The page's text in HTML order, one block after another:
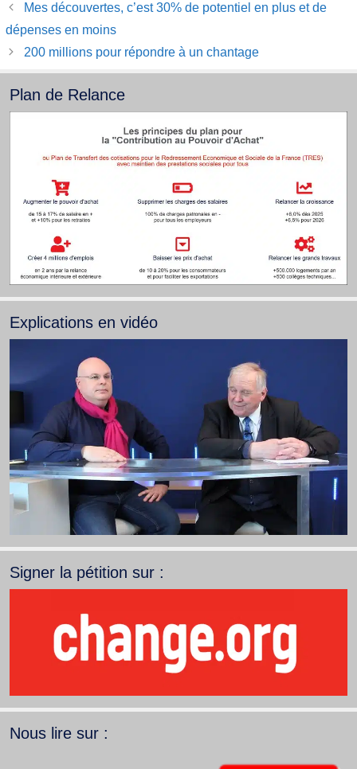
Mes découvertes, c’est 30% de potentiel en plus et de
dépenses en moins
200 millions pour répondre à un chantage
Plan de Relance
Explications en vidéo
Signer la pétition sur :
Nous lire sur :